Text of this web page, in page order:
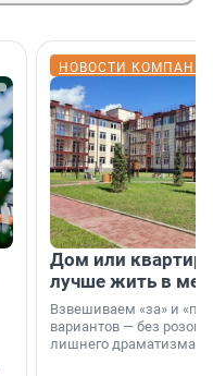
НОВОСТИ
Дом или
лучше жить в
Взвешиваем «за» и
вариантов — без
лишнего драматизма.